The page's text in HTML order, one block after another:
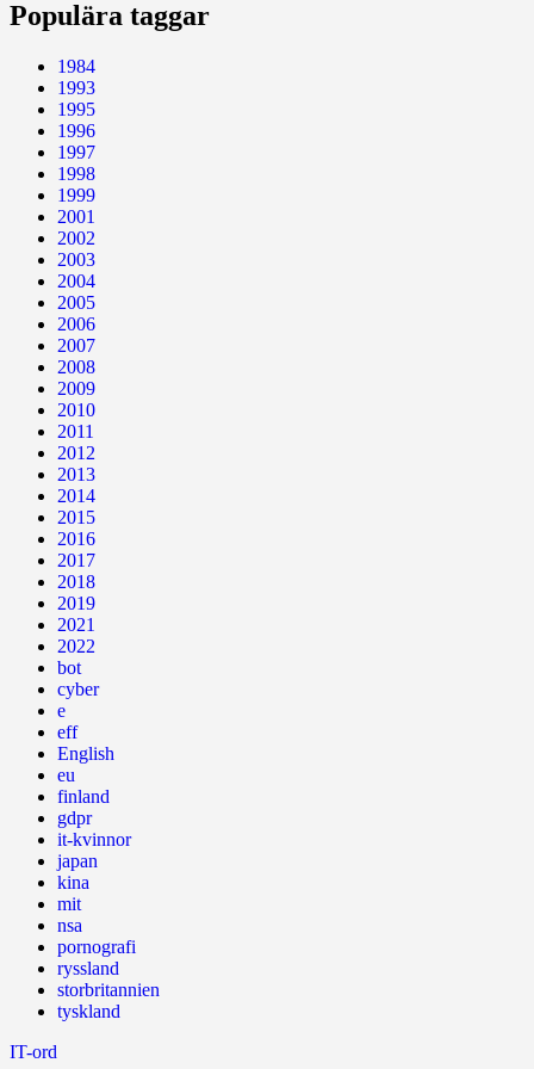
Populära taggar
1984
1993
1995
1996
1997
1998
1999
2001
2002
2003
2004
2005
2006
2007
2008
2009
2010
2011
2012
2013
2014
2015
2016
2017
2018
2019
2021
2022
bot
cyber
e
eff
English
eu
finland
gdpr
it-kvinnor
japan
kina
mit
nsa
pornografi
ryssland
storbritannien
tyskland
IT-ord